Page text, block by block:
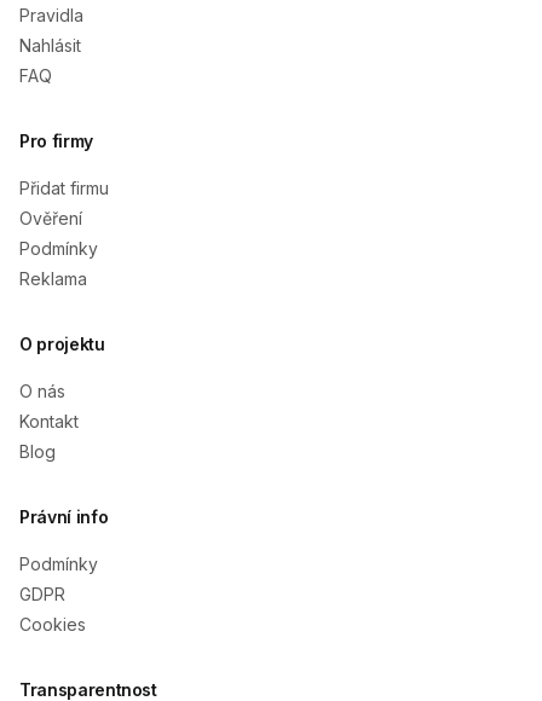
Pravidla
Nahlásit
FAQ
Pro firmy
Přidat firmu
Ověření
Podmínky
Reklama
O projektu
O nás
Kontakt
Blog
Právní info
Podmínky
GDPR
Cookies
Transparentnost